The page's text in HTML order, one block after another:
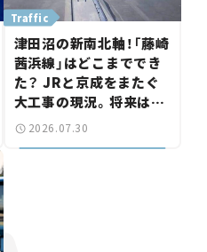
Traffic
津田沼の新南北軸！「藤崎
茜浜線」はどこまででき
た？ JRと京成をまたぐ
大工事の現況。将来は
「習志野～鎌ケ谷」を最短
2026.07.30